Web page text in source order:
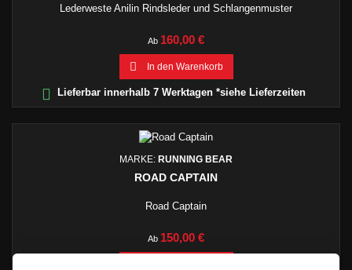
Lederweste Anilin Rindsleder und Schlangenmuster
Ab Preis
160,00 €
 In den Warenkorb
 Lieferbar innerhalb 7 Werktagen *siehe Lieferzeiten
MARKE: RUNNING BEAR
ROAD CAPTAIN
Road Captain
Ab Preis
150,00 €